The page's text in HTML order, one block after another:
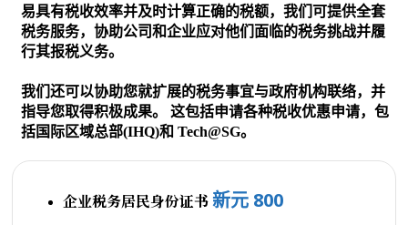
易具有税收效率并及时计算正确的税额，我们可提供全套
税务服务，协助公司和企业应对他们面临的税务挑战并履
行其报税义务。
我们还可以协助您就扩展的税务事宜与政府机构联络，并
指导您取得积极成果。 这包括申请各种税收优惠申请，包
括国际区域总部(IHQ)和 Tech@SG。
企业税务居民身份证书新元 800